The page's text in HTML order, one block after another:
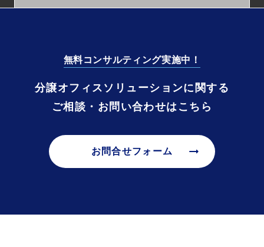
プライバシーポリシー
勧誘方針
無料コンサルティング実施中！
分譲オフィスソリューションに関する
ご相談・お問い合わせはこちら
お問合せフォーム arrow_right_alt